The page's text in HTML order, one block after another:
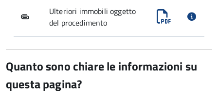
Ulteriori immobili oggetto
del procedimento
Quanto sono chiare le informazioni su
questa pagina?